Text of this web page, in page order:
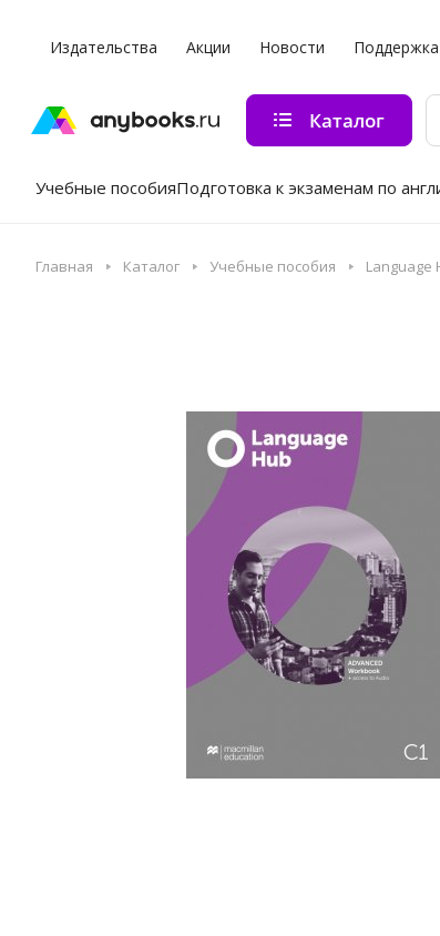
Издательства Акции Новости Поддержка
Каталог
Учебные пособияПодготовка к экзаменам по
Главная Каталог Учебные пособия Language